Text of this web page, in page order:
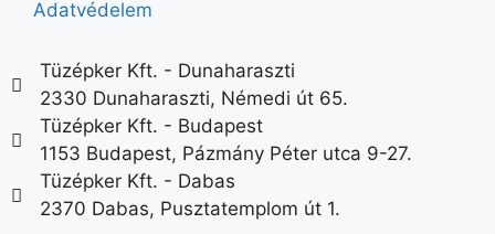
Adatvédelem
Tüzépker Kft. - Dunaharaszti
2330 Dunaharaszti, Némedi út 65.
Tüzépker Kft. - Budapest
1153 Budapest, Pázmány Péter utca 9-27.
Tüzépker Kft. - Dabas
2370 Dabas, Pusztatemplom út 1.